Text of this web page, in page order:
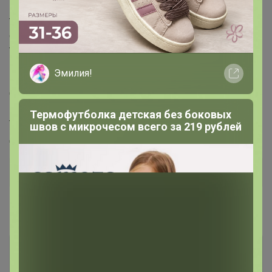
* Цвет:
синий
* Состав:
Материал верха: Кожа искусственная
Материал подклада: Хлопок 100%
Стелька: Кожа натуральная
Подошва: ТЭП
* Сезон:
Дополнительная информация
Эмилия!
Термофутболка детская без боковых
швов с микрочесом всего за 219 рублей